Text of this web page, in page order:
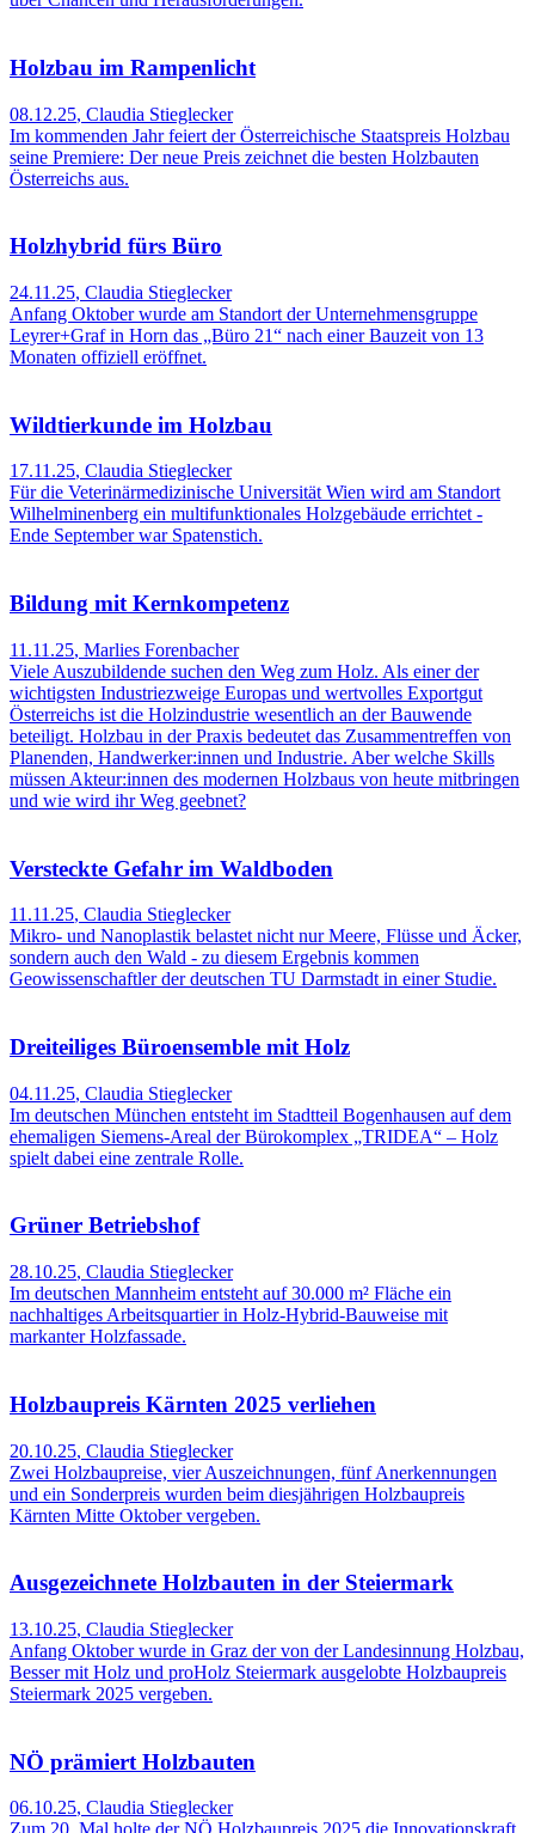
Holzbau im Rampenlicht
08.12.25, Claudia Stieglecker
Im kommenden Jahr feiert der Österreichische Staatspreis Holzbau
seine Premiere: Der neue Preis zeichnet die besten Holzbauten
Österreichs aus.
Holzhybrid fürs Büro
24.11.25, Claudia Stieglecker
Anfang Oktober wurde am Standort der Unternehmensgruppe
Leyrer+Graf in Horn das „Büro 21“ nach einer Bauzeit von 13
Monaten offiziell eröffnet.
Wildtierkunde im Holzbau
17.11.25, Claudia Stieglecker
Für die Veterinärmedizinische Universität Wien wird am Standort
Wilhelminenberg ein multifunktionales Holzgebäude errichtet -
Ende September war Spatenstich.
Bildung mit Kernkompetenz
11.11.25, Marlies Forenbacher
Viele Auszubildende suchen den Weg zum Holz. Als einer der
wichtigsten Industriezweige Europas und wertvolles Exportgut
Österreichs ist die Holzindustrie wesentlich an der Bauwende
beteiligt. Holzbau in der Praxis bedeutet das Zusammentreffen von
Planenden, Handwerker:innen und Industrie. Aber welche Skills
müssen Akteur:innen des modernen Holzbaus von heute mitbringen
und wie wird ihr Weg geebnet?
Versteckte Gefahr im Waldboden
11.11.25, Claudia Stieglecker
Mikro- und Nanoplastik belastet nicht nur Meere, Flüsse und Äcker,
sondern auch den Wald - zu diesem Ergebnis kommen
Geowissenschaftler der deutschen TU Darmstadt in einer Studie.
Dreiteiliges Büroensemble mit Holz
04.11.25, Claudia Stieglecker
Im deutschen München entsteht im Stadtteil Bogenhausen auf dem
ehemaligen Siemens-Areal der Bürokomplex „TRIDEA“ – Holz
spielt dabei eine zentrale Rolle.
Grüner Betriebshof
28.10.25, Claudia Stieglecker
Im deutschen Mannheim entsteht auf 30.000 m² Fläche ein
nachhaltiges Arbeitsquartier in Holz-Hybrid-Bauweise mit
markanter Holzfassade.
Holzbaupreis Kärnten 2025 verliehen
20.10.25, Claudia Stieglecker
Zwei Holzbaupreise, vier Auszeichnungen, fünf Anerkennungen
und ein Sonderpreis wurden beim diesjährigen Holzbaupreis
Kärnten Mitte Oktober vergeben.
Ausgezeichnete Holzbauten in der Steiermark
13.10.25, Claudia Stieglecker
Anfang Oktober wurde in Graz der von der Landesinnung Holzbau,
Besser mit Holz und proHolz Steiermark ausgelobte Holzbaupreis
Steiermark 2025 vergeben.
NÖ prämiert Holzbauten
06.10.25, Claudia Stieglecker